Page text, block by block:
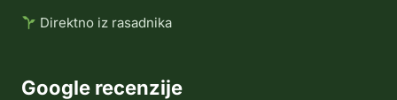
Direktno iz rasadnika
Google recenzije